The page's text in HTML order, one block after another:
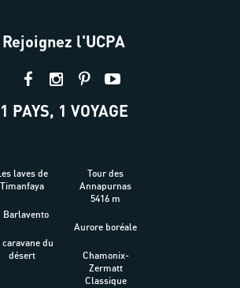
Rejoignez l'UCPA
1 PAYS, 1 VOYAGE
laves de
Timanfaya
Barlavento
caravane du
désert
Tour des
Annapurnas
5416 m
Aurore boréale
Chamonix-
Zermatt
Classique